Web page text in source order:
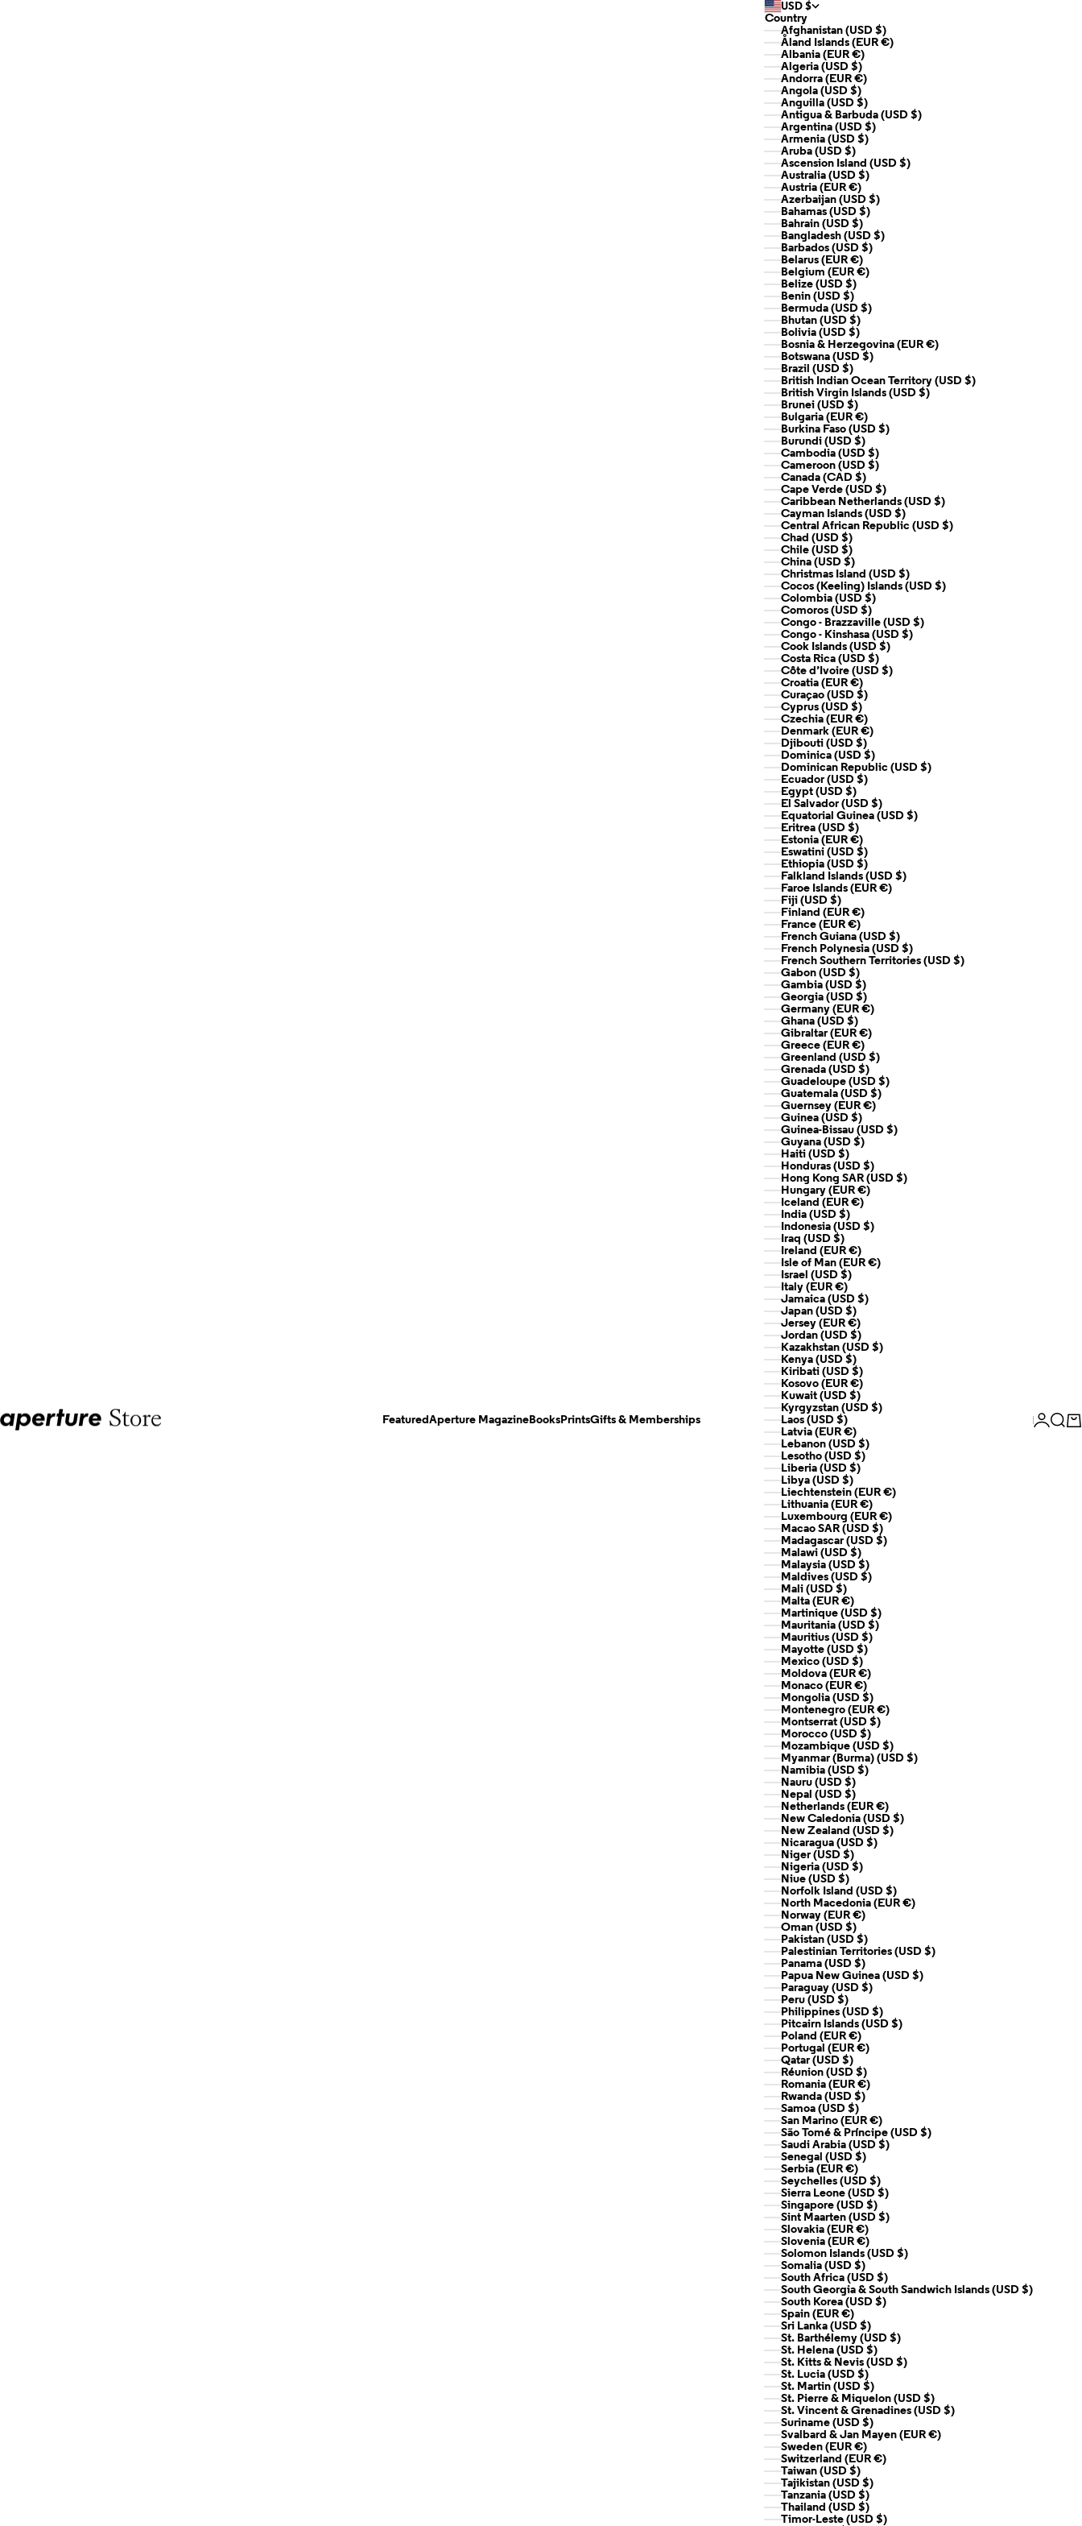
Aperture Featured Aperture MagazineBooksPrintsGifts & Memberships
USD $
Country
Afghanistan (USD $)
Åland Islands (EUR €)
Albania (EUR €)
Algeria (USD $)
Andorra (EUR €)
Angola (USD $)
Anguilla (USD $)
Antigua & Barbuda (USD $)
Argentina (USD $)
Armenia (USD $)
Aruba (USD $)
Ascension Island (USD $)
Australia (USD $)
Austria (EUR €)
Azerbaijan (USD $)
Bahamas (USD $)
Bahrain (USD $)
Bangladesh (USD $)
Barbados (USD $)
Belarus (EUR €)
Belgium (EUR €)
Belize (USD $)
Benin (USD $)
Bermuda (USD $)
Bhutan (USD $)
Bolivia (USD $)
Bosnia & Herzegovina (EUR €)
Botswana (USD $)
Brazil (USD $)
British Indian Ocean Territory (USD $)
British Virgin Islands (USD $)
Brunei (USD $)
Bulgaria (EUR €)
Burkina Faso (USD $)
Burundi (USD $)
Cambodia (USD $)
Cameroon (USD $)
Canada (CAD $)
Cape Verde (USD $)
Caribbean Netherlands (USD $)
Cayman Islands (USD $)
Central African Republic (USD $)
Chad (USD $)
Chile (USD $)
China (USD $)
Christmas Island (USD $)
Cocos (Keeling) Islands (USD $)
Colombia (USD $)
Comoros (USD $)
Congo - Brazzaville (USD $)
Congo - Kinshasa (USD $)
Cook Islands (USD $)
Costa Rica (USD $)
Côte d’Ivoire (USD $)
Croatia (EUR €)
Curaçao (USD $)
Cyprus (USD $)
Czechia (EUR €)
Denmark (EUR €)
Djibouti (USD $)
Dominica (USD $)
Dominican Republic (USD $)
Ecuador (USD $)
Egypt (USD $)
El Salvador (USD $)
Equatorial Guinea (USD $)
Eritrea (USD $)
Estonia (EUR €)
Eswatini (USD $)
Ethiopia (USD $)
Falkland Islands (USD $)
Faroe Islands (EUR €)
Fiji (USD $)
Finland (EUR €)
France (EUR €)
French Guiana (USD $)
French Polynesia (USD $)
French Southern Territories (USD $)
Gabon (USD $)
Gambia (USD $)
Georgia (USD $)
Germany (EUR €)
Ghana (USD $)
Gibraltar (EUR €)
Greece (EUR €)
Greenland (USD $)
Grenada (USD $)
Guadeloupe (USD $)
Guatemala (USD $)
Guernsey (EUR €)
Guinea (USD $)
Guinea-Bissau (USD $)
Guyana (USD $)
Haiti (USD $)
Honduras (USD $)
Hong Kong SAR (USD $)
Hungary (EUR €)
Iceland (EUR €)
India (USD $)
Indonesia (USD $)
Iraq (USD $)
Ireland (EUR €)
Isle of Man (EUR €)
Israel (USD $)
Italy (EUR €)
Jamaica (USD $)
Japan (USD $)
Jersey (EUR €)
Jordan (USD $)
Kazakhstan (USD $)
Kenya (USD $)
Kiribati (USD $)
Kosovo (EUR €)
Kuwait (USD $)
Kyrgyzstan (USD $)
Laos (USD $)
Latvia (EUR €)
Lebanon (USD $)
Lesotho (USD $)
Liberia (USD $)
Libya (USD $)
Liechtenstein (EUR €)
Lithuania (EUR €)
Luxembourg (EUR €)
Macao SAR (USD $)
Madagascar (USD $)
Malawi (USD $)
Malaysia (USD $)
Maldives (USD $)
Mali (USD $)
Malta (EUR €)
Martinique (USD $)
Mauritania (USD $)
Mauritius (USD $)
Mayotte (USD $)
Mexico (USD $)
Moldova (EUR €)
Monaco (EUR €)
Mongolia (USD $)
Montenegro (EUR €)
Montserrat (USD $)
Morocco (USD $)
Mozambique (USD $)
Myanmar (Burma) (USD $)
Namibia (USD $)
Nauru (USD $)
Nepal (USD $)
Netherlands (EUR €)
New Caledonia (USD $)
New Zealand (USD $)
Nicaragua (USD $)
Niger (USD $)
Nigeria (USD $)
Niue (USD $)
Norfolk Island (USD $)
North Macedonia (EUR €)
Norway (EUR €)
Oman (USD $)
Pakistan (USD $)
Palestinian Territories (USD $)
Panama (USD $)
Papua New Guinea (USD $)
Paraguay (USD $)
Peru (USD $)
Philippines (USD $)
Pitcairn Islands (USD $)
Poland (EUR €)
Portugal (EUR €)
Qatar (USD $)
Réunion (USD $)
Romania (EUR €)
Rwanda (USD $)
Samoa (USD $)
San Marino (EUR €)
São Tomé & Príncipe (USD $)
Saudi Arabia (USD $)
Senegal (USD $)
Serbia (EUR €)
Seychelles (USD $)
Sierra Leone (USD $)
Singapore (USD $)
Sint Maarten (USD $)
Slovakia (EUR €)
Slovenia (EUR €)
Solomon Islands (USD $)
Somalia (USD $)
South Africa (USD $)
South Georgia & South Sandwich Islands (USD $)
South Korea (USD $)
Spain (EUR €)
Sri Lanka (USD $)
St. Barthélemy (USD $)
St. Helena (USD $)
St. Kitts & Nevis (USD $)
St. Lucia (USD $)
St. Martin (USD $)
St. Pierre & Miquelon (USD $)
St. Vincent & Grenadines (USD $)
Suriname (USD $)
Svalbard & Jan Mayen (EUR €)
Sweden (EUR €)
Switzerland (EUR €)
Taiwan (USD $)
Tajikistan (USD $)
Tanzania (USD $)
Thailand (USD $)
Timor-Leste (USD $)
Login